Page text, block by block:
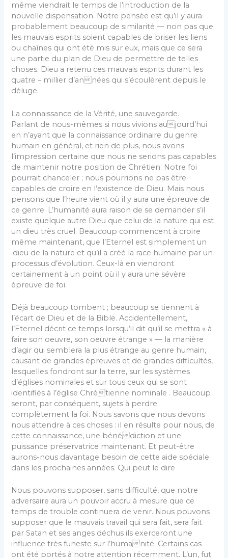
même viendrait le temps de l’introduction de la
nouvelle dispensation. Notre pensée est qu’il y aura
probablement beaucoup de similarité — non pas que
les mauvais esprits soient capables de briser les liens
ou chaînes qui ont été mis sur eux, mais que ce sera
une partie du plan de Dieu de permettre de telles
choses. Dieu a retenu ces mauvais esprits durant les
quatre – millier d’années qui s’écoulèrent depuis le
déluge.
La connaissance de la Vérité, une sauvegarde.
Parlant de nous-mêmes si nous vivions aujourd’hui
en n’ayant que la connaissance ordinaire du genre
humain en général, et rien de plus, nous avons
l’impression certaine que nous ne serions pas capables
de maintenir notre position de Chrétien. Notre foi
pourrait chanceler ; nous pourrions ne pas être
capables de croire en l’existence de Dieu. Mais nous
pensons que l’heure vient où il y aura une épreuve de
ce genre. L’humanité aura raison de se demander s’il
existe quelque autre Dieu que celui de la nature qui est
un dieu très cruel. Beaucoup commencent à croire
même maintenant, que l’Eternel est simplement un
.dieu de la nature et qu’il a créé la race humaine par un
processus d’évolution. Ceux-là en viendront
certainement à un point où il y aura une sévère
épreuve de foi.
Déjà beaucoup tombent ; beaucoup se tiennent à
l’écart de Dieu et de la Bible. Accidentellement,
l’Eternel décrit ce temps lorsqu’il dit qu’il se mettra « à
faire son oeuvre, son oeuvre étrange » — la manière
d’agir qui semblera la plus étrange au genre humain,
causant de grandes épreuves et de grandes difficultés,
lesquelles fondront sur la terre, sur les systèmes
d’églises nominales et sur tous ceux qui se sont
identifiés à l’église Chrétienne nominale . Beaucoup
seront, par conséquent, sujets à perdre
complètement la foi. Nous savons que nous devons
nous attendre à ces choses : il en résulte pour nous, de
cette connaissance, une bénédiction et une
puissance préservatrice maintenant. Et peut-être
aurons-nous davantage besoin de cette aide spéciale
dans les prochaines années. Qui peut le dire
Nous pouvons supposer, sans difficulté, que notre
adversaire aura un pouvoir accru à mesure que ce
temps de trouble continuera de venir. Nous pouvons
supposer que le mauvais travail qui sera fait, sera fait
par Satan et ses anges déchus ils exerceront une
influence très funeste sur l’humanité. Certains cas
ont été portés à notre attention récemment. L’un, fut